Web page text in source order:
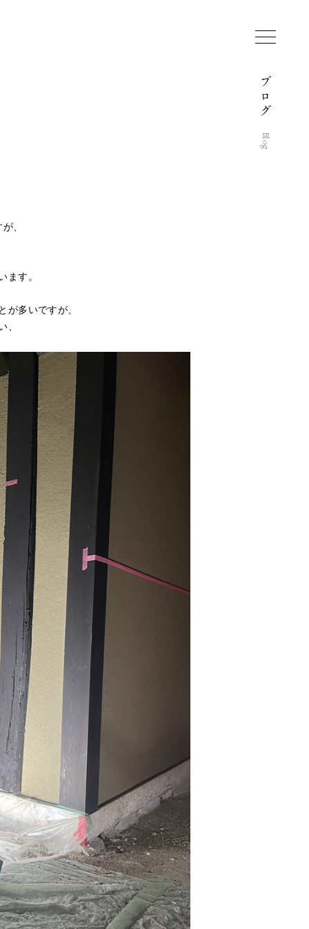
ブ
ロ
グ
Blog
、
ます。
が多いですが、
、